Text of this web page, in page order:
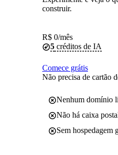
construir.
R$ 0/mês
5 créditos de IA
Comece grátis
Não precisa de cartão
Nenhum domínio
Não há caixa
Sem hospedagem